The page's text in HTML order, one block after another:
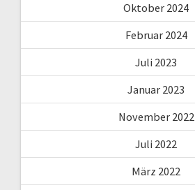
Oktober 2024
Februar 2024
Juli 2023
Januar 2023
November 2022
Juli 2022
März 2022